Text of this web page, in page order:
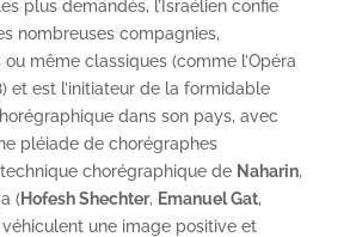
plus demandés, l’Israélien confie
nombreuses compagnies,
même classiques (comme l’Opéra
et est l’initiateur de la formidable
dans son pays, avec
pléiade de chorégraphes
chorégraphique de Naharin,
(Hofesh Shechter, Emanuel Gat,
véhiculent une image positive et